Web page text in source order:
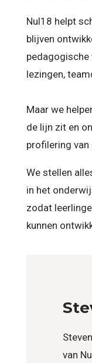
Nul18 helpt
blijven
pedagogische
lezingen,
Maar we
de lijn zit en
profilering van
We stellen
in het
zodat
kunnen
van